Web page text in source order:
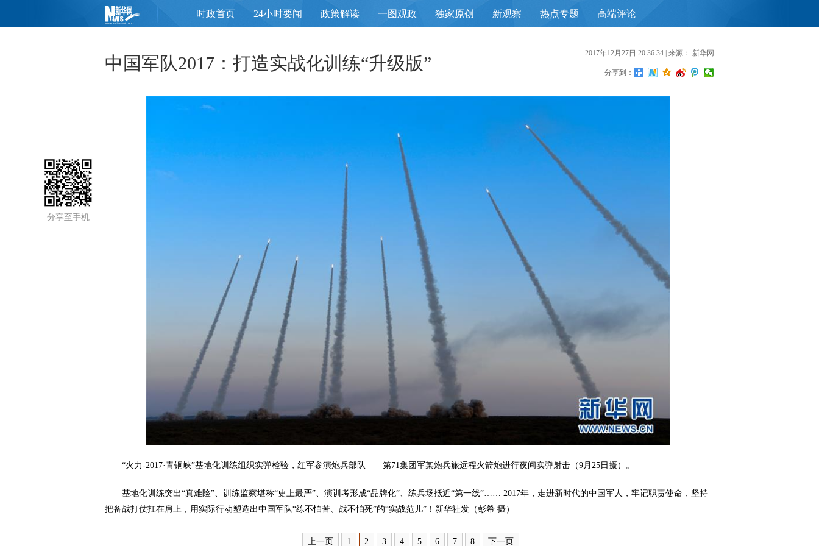
时政首页 24小时要闻 政策解读 一图观政 独家原创 新观察 热点专题 高端评论
分享至手机
中国军队2017：打造实战化训练“升级版” 2017年12月27日 20:36:34 | 来源： 新华网
分享到：
“火力-2017·青铜峡”基地化训练组织实弹检验，红军参演炮兵部队——第71集团军某炮兵旅远程火箭炮进行夜间实弹射击（9月25日摄）。
基地化训练突出“真难险”、训练监察堪称“史上最严”、演训考形成“品牌化”、练兵场抵近“第一线”…… 2017年，走进新时代的中国军人，牢记职责使命，坚持
把备战打仗扛在肩上，用实际行动塑造出中国军队“练不怕苦、战不怕死”的“实战范儿”！新华社发（彭希 摄）
上一页 1 2 3 4 5 6 7 8 下一页